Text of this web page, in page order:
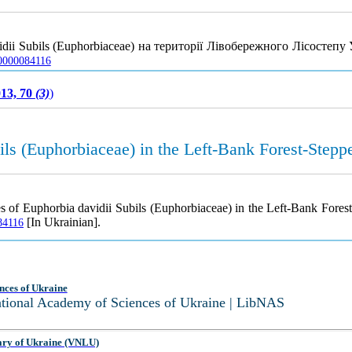
Subils (Euphorbiaceae) на території Лівобережного Лісостепу
70 (3))
(Euphorbiaceae) in the Left-Bank Forest-
Euphorbia davidii Subils (Euphorbiaceae) in the Left-Bank
[In Ukrainian].
of Ukraine
Academy of Sciences of Ukraine | LibNAS
of Ukraine (VNLU)